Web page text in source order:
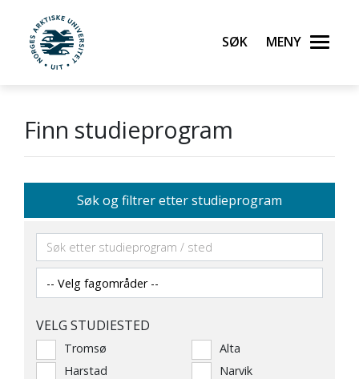
UiT Norges arktiske universitet
Søk Meny
Finn studieprogram
Søk og filtrer etter studieprogram
VELG STUDIESTED
Tromsø
Alta
Harstad
Narvik